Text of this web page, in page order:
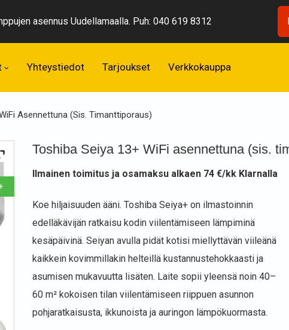
Yhteystiedot Tarjoukset Verkkokauppa
Asennettuna (sis. Timanttiporaus)
Toshiba Seiya 13+ WiFi asennettuna (sis.
Ilmainen toimitus ja osamaksu alkaen 74 €/kk Klarnalla
Koe hiljaisuuden ääni. Toshiba Seiya+ on ilmastoinnin
edelläkävijän ratkaisu kodin viilentämiseen lämpiminä
kesäpäivinä. Seiyan avulla pidät kotisi miellyttävän viileänä
kaikkein kovimmillakin helteillä kustannustehokkaasti ja
asumisen mukavuutta lisäten. Laite sopii yleensä noin 40–
60 m² kokoisen tilan viilentämiseen riippuen asunnon
pohjaratkaisusta, ikkunoista ja auringon lämpökuormasta.
asennus Uudellamaalla. Puh: 040 619 8312